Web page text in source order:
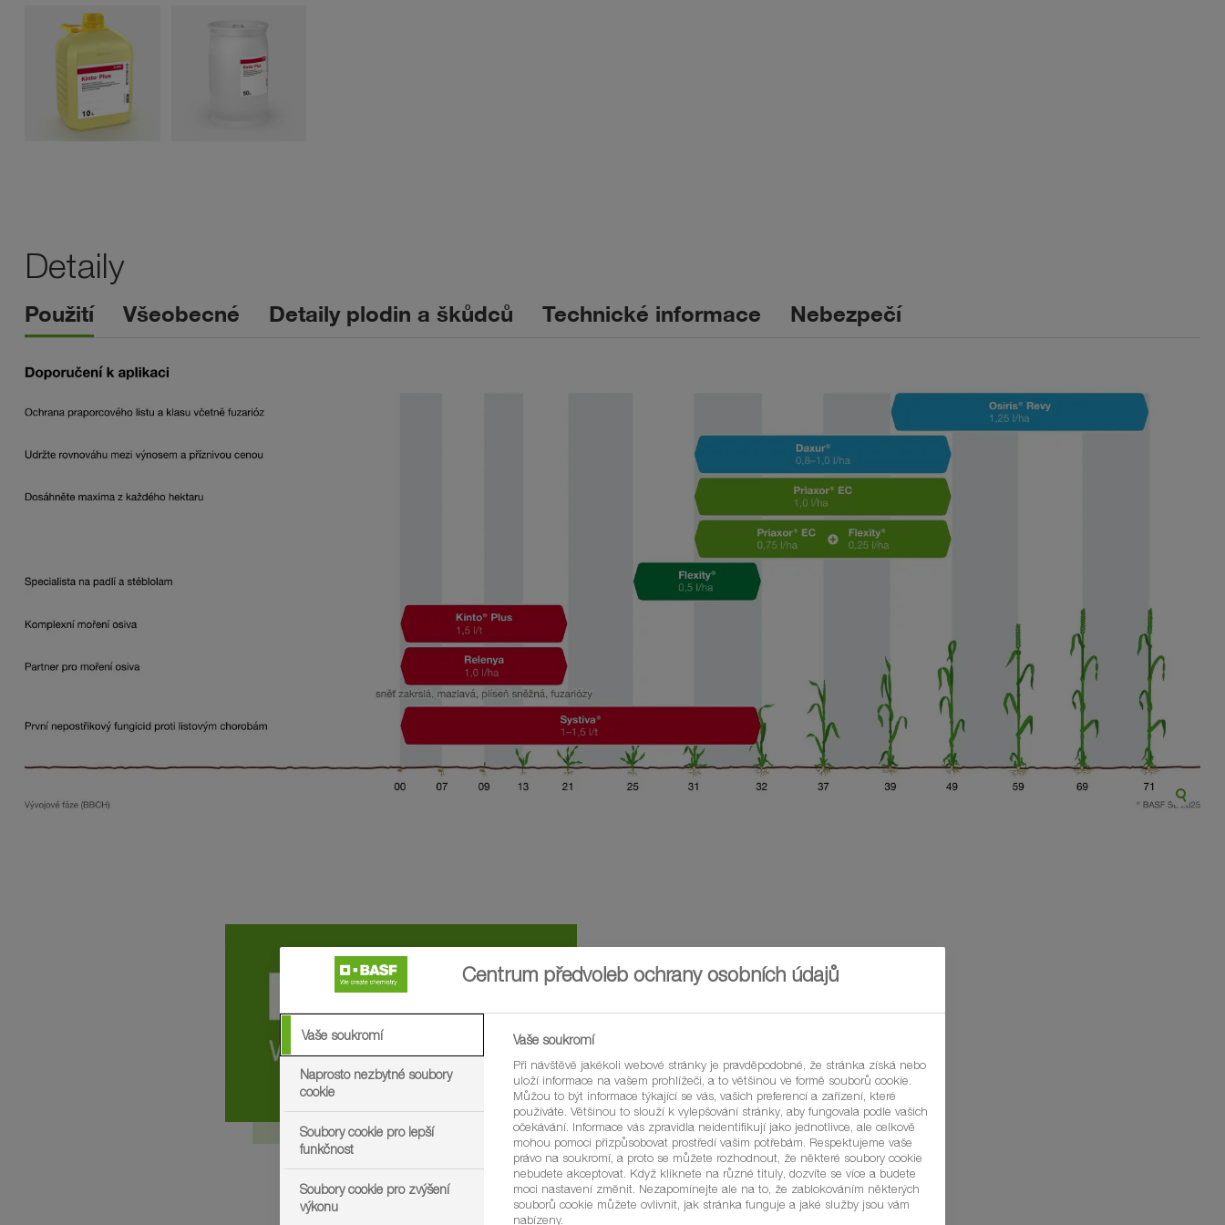
Detaily
Použití Všeobecné Detaily plodin a škůdců Technické informace Nebezpečí
Máte dotaz? Napište nám!
KONTAKTY
Centrum předvoleb ochrany osobních údajů
Vaše soukromí
Naprosto nezbytné soubory
cookie
Soubory cookie pro lepší
funkčnost
Soubory cookie pro zvýšení
výkonu
Vaše soukromí
Při návštěvě jakékoli webové stránky je pravděpodobné, že stránka získá nebo
uloží informace na vašem prohlížeči, a to většinou ve formě souborů cookie.
Můžou to být informace týkající se vás, vašich preferencí a zařízení, které
používáte. Většinou to slouží k vylepšování stránky, aby fungovala podle vašich
očekávání. Informace vás zpravidla neidentifikují jako jednotlivce, ale celkově
mohou pomoci přizpůsobovat prostředí vašim potřebám. Respektujeme vaše
právo na soukromí, a proto se můžete rozhodnout, že některé soubory cookie
nebudete akceptovat. Když kliknete na různé tituly, dozvíte se více a budete
moci nastavení změnit. Nezapomínejte ale na to, že zablokováním některých
souborů cookie můžete ovlivnit, jak stránka funguje a jaké služby jsou vám
nabízeny.